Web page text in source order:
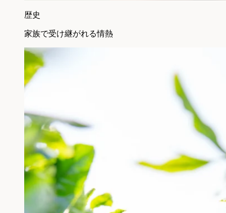
歴史
家族で受け継がれる情熱